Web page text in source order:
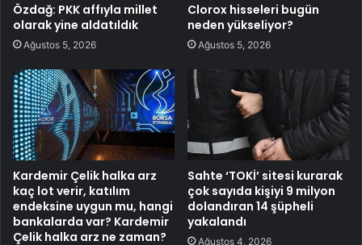
Özdağ: PKK affıyla millet
olarak yine aldatıldık
Ağustos 5, 2026
Clorox hisseleri bugün
neden yükseliyor?
Ağustos 5, 2026
Kardemir Çelik halka arz
kaç lot verir, katılım
endeksine uygun mu, hangi
bankalarda var? Kardemir
Çelik halka arz ne zaman?
Sahte ‘TOKİ’ sitesi kurarak
çok sayıda kişiyi 9 milyon
dolandıran 14 şüpheli
yakalandı
Ağustos 4, 2026